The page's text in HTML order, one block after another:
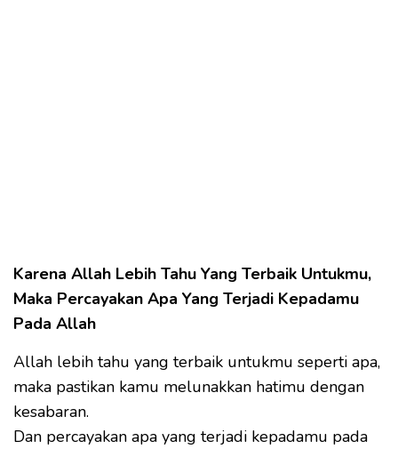
Karena Allah Lebih Tahu Yang Terbaik Untukmu,
Maka Percayakan Apa Yang Terjadi Kepadamu
Pada Allah
Allah lebih tahu yang terbaik untukmu seperti apa,
maka pastikan kamu melunakkan hatimu dengan
kesabaran.
Dan percayakan apa yang terjadi kepadamu pada